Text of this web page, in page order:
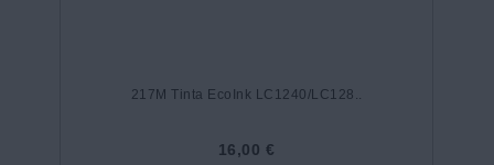
217M Tinta EcoInk LC1240/LC128..
16,00 €